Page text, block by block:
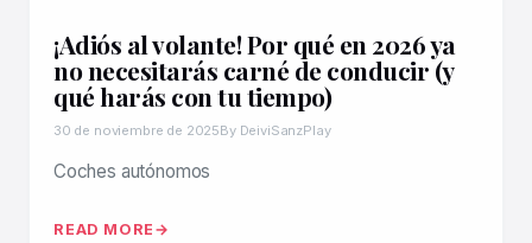
¡Adiós al volante! Por qué en 2026 ya
no necesitarás carné de conducir (y
qué harás con tu tiempo)
30 de noviembre de 2025By DeiviSanzPlay
Coches autónomos
READ MORE